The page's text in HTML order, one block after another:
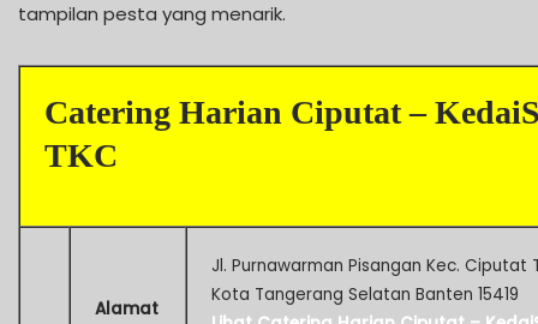
tampilan pesta yang menarik.
Catering Harian Ciputat –
TKC
Alamat
Jl. Purnawarman Pisangan Kec. Ciputat
Kota Tangerang Selatan Banten 15419